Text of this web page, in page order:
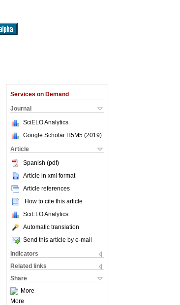
Services on Demand
Journal
SciELO Analytics
Google Scholar H5M5 (2019)
Article
Spanish (pdf)
Article in xml format
Article references
How to cite this article
SciELO Analytics
Automatic translation
Send this article by e-mail
Indicators
Related links
Share
More
More